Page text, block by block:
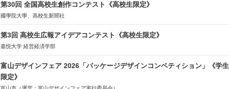
第30回 全国高校生創作コンテスト《高校生限定》
國學院大學、高校生新聞社
第3回 高校生広報アイデアコンテスト《高校生限定》
嘉悦大学 経営経済学部
富山デザインフェア 2026「パッケージデザインコンペティション」《学生
限定》